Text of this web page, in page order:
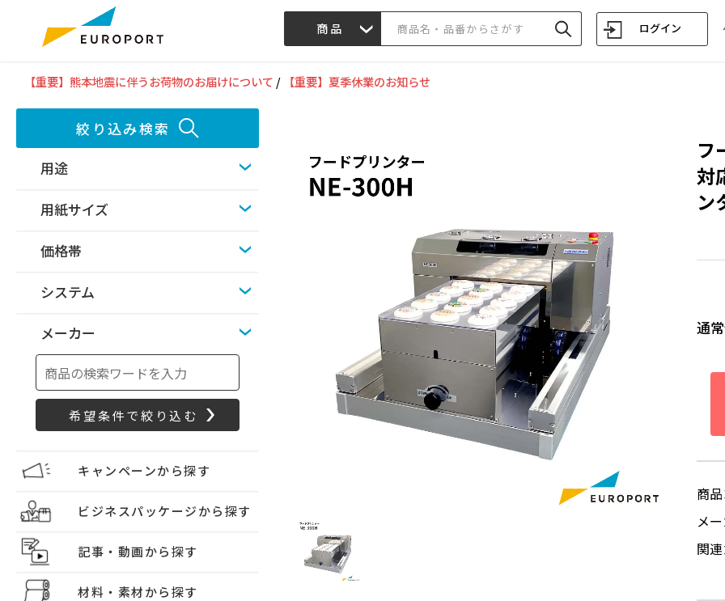
商品 ログイン
【重要】熊本地震に伴うお荷物のお届けについて / 【重要】夏季休業のお知らせ
絞り込み検索
用途
用紙サイズ
価格帯
システム
メーカー
キャンペーンから探す
ビジネスパッケージから探す
記事・動画から探す
材料・素材から探す
フ
対
ン
通
商
メ
関